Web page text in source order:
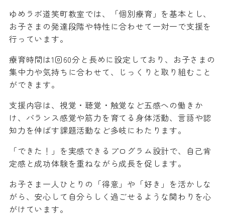
ゆめラボ道笑町教室では、「個別療育」を基本とし、
お子さまの発達段階や特性に合わせて一対一で支援を
行っています。
療育時間は1回60分と長めに設定しており、お子さまの
集中力や気持ちに合わせて、じっくりと取り組むこと
ができます。
支援内容は、視覚・聴覚・触覚など五感への働きか
け、バランス感覚や筋力を育てる身体活動、言語や認
知力を伸ばす課題活動など多岐にわたります。
「できた！」を実感できるプログラム設計で、自己肯
定感と成功体験を重ねながら成長を促します。
お子さま一人ひとりの「得意」や「好き」を活かしな
がら、安心して自分らしく過ごせるような関わりを心
がけています。